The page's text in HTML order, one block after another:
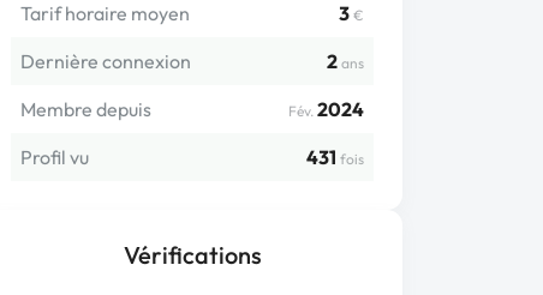
Tarif horaire moyen 3 €
Dernière connexion 2 ans
Membre depuis Fév. 2024
Profil vu
431 fois
Vérifications